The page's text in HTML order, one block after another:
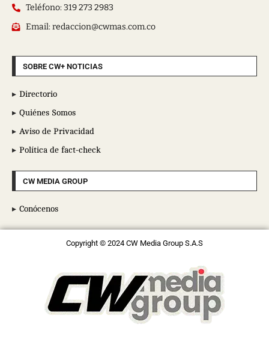
Teléfono: 319 273 2983
Email: redaccion@cwmas.com.co
SOBRE CW+ NOTICIAS
Directorio
Quiénes Somos
Aviso de Privacidad
Política de fact-check
CW MEDIA GROUP
Conócenos
Copyright © 2024 CW Media Group S.A.S